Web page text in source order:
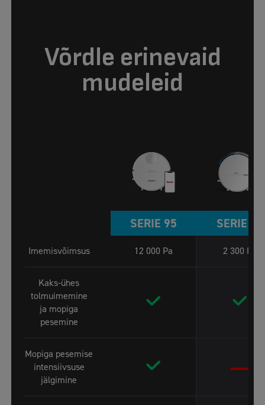
Võrdle erinevaid
mudeleid
SERIE 95 SERIE 60
Imemisvõimsus 12 000 Pa 2 300 Pa
Kaks-ühes
tolmuimemine
ja mopiga
pesemine
Mopiga pesemise
intensiivsuse
jälgimine